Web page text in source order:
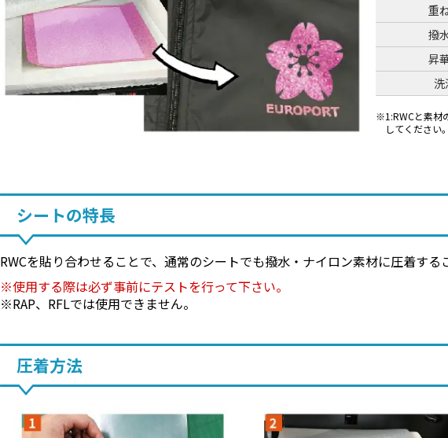
重
撥
昇
洗
1:RWCと素材
してください。
シートの特長
RWCを貼り合わせることで、通常のシートでも撥水・ナイロン素材に圧着する
使用する際は必ず事前にテストを行って下さい。
RAP、RFLでは使用できません。
圧着方法